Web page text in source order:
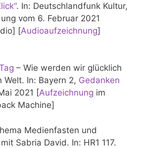
. In: Deutschlandfunk Kultur,
vom 6. Februar 2021
[Audioaufzeichnung]
– Wie werden wir glücklich
Welt. In: Bayern 2, Gedanken
2021 [Aufzeichnung im
Machine]
Medienfasten und
Sabria David. In: HR1 117.